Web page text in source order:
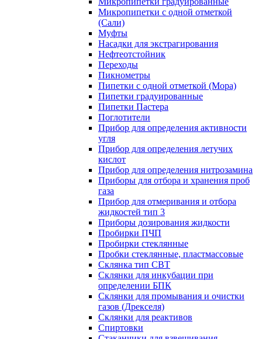
Микропипетки с одной отметкой
(Сали)
Муфты
Насадки для экстрагирования
Нефтеотстойник
Переходы
Пикнометры
Пипетки с одной отметкой (Мора)
Пипетки градуированные
Пипетки Пастера
Поглотители
Прибор для определения активности
угля
Прибор для определения летучих
кислот
Прибор для определения нитрозамина
Приборы для отбора и хранения проб
газа
Прибор для отмеривания и отбора
жидкостей тип 3
Приборы дозирования жидкости
Пробирки ПЧП
Пробирки стеклянные
Пробки стеклянные, пластмассовые
Склянка тип СВТ
Склянки для инкубации при
определении БПК
Склянки для промывания и очистки
газов (Дрекселя)
Склянки для реактивов
Спиртовки